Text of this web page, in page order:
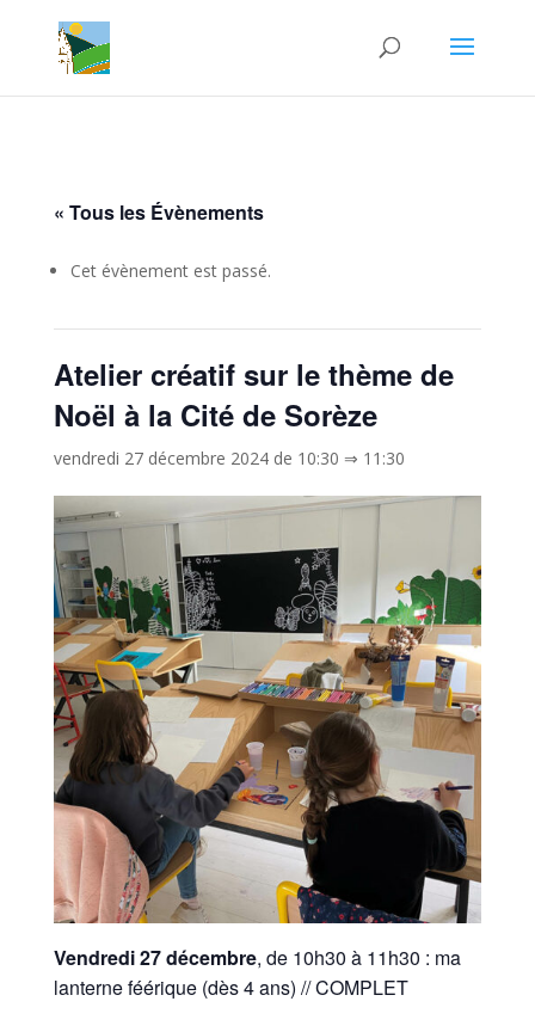
« Tous les Évènements
Cet évènement est passé.
Atelier créatif sur le thème de
Noël à la Cité de Sorèze
vendredi 27 décembre 2024 de 10:30 ⇒ 11:30
Vendredi 27 décembre, de 10h30 à 11h30 : ma
lanterne féérique (dès 4 ans) // COMPLET